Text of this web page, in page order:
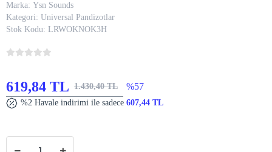
Marka: Ysn Sounds
Kategori: Universal Pandizotlar
Stok Kodu: LRWOKNOK3H
619,84 TL 1.430,40 TL %57
%2 Havale indirimi ile sadece 607,44 TL